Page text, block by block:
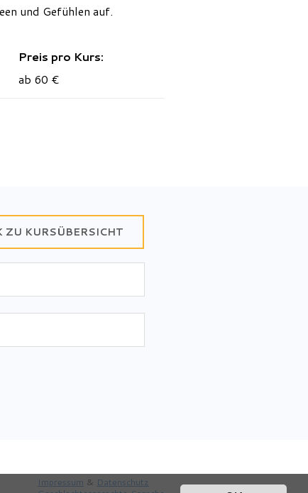
und Gefühlen auf.
Preis pro Kurs:
ab 60 €
ZU KURSÜBERSICHT
Impressum & Datenschutz